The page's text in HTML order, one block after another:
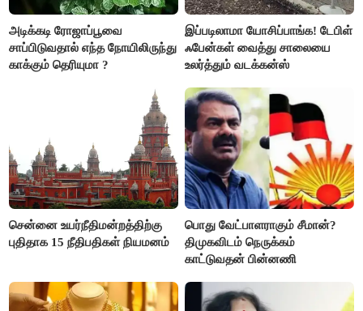
அடிக்கடி ரோஜாப்பூவை
சாப்பிடுவதால் எந்த நோயிலிருந்து
காக்கும் தெரியுமா ?
இப்படிலாமா யோசிப்பாங்க! டேபிள்
ஃபேன்கள் வைத்து சாலையை
உலர்த்தும் வடக்கன்ஸ்
சென்னை உயர்நீதிமன்றத்திற்கு
புதிதாக 15 நீதிபதிகள் நியமனம்
பொது வேட்பாளராகும் சீமான்?
திமுகவிடம் நெருக்கம்
காட்டுவதன் பின்னணி